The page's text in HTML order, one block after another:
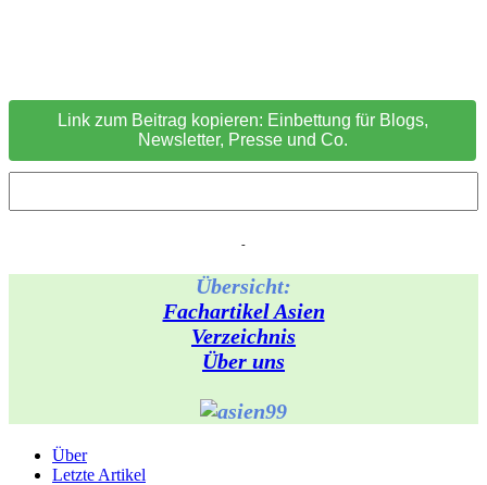
Link zum Beitrag kopieren: Einbettung für Blogs,
Newsletter, Presse und Co.
-
Übersicht:
Fachartikel Asien
Verzeichnis
Über uns
Über
Letzte Artikel